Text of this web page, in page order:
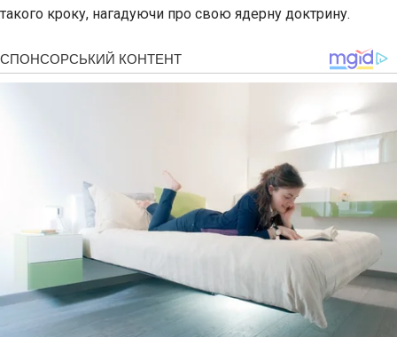
такого кроку, нагадуючи про свою ядерну доктрину.